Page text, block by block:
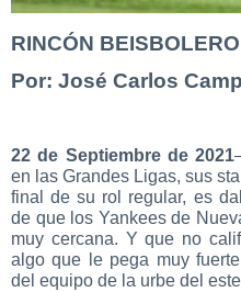
RINCÓN BEISBOLERO
Por: José Carlos
22 de Septiembre de 2021
en las Grandes Ligas, sus
final de su rol regular, es
de que los Yankees de
muy cercana. Y que no
algo que le pega muy
del equipo de la urbe del